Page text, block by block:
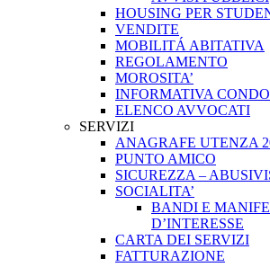
HOUSING PER
VENDITE
MOBILITÁ ABITATIVA
REGOLAMENTO
MOROSITA’
INFORMATIVA
ELENCO AVVOCATI
SERVIZI
ANAGRAFE UTENZA
PUNTO AMICO
SICUREZZA –
SOCIALITA’
BANDI E
D’INTERESSE
CARTA DEI SERVIZI
FATTURAZIONE